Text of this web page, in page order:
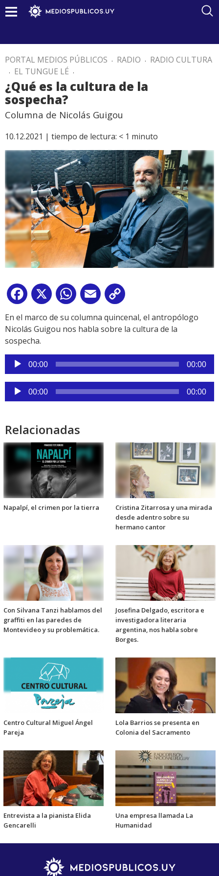
PORTAL MEDIOS PÚBLICOS . RADIO . RADIO CULTURA
. EL TUNGUE LÉ .
¿Qué es la cultura de la
sospecha?
Columna de Nicolás Guigou
10.12.2021 | tiempo de lectura: < 1 minuto
Facebook
X WhatsApp
Email
Link
En el marco de su columna quincenal, el antropólogo
Nicolás Guigou nos habla sobre la cultura de la
sospecha.
Reproductor
de
audio
00:00 00:00
Reproductor
de
00:00 00:00
Relacionadas
Napalpí, el crimen por la tierra
Cristina Zitarrosa y una mirada
desde adentro sobre su
hermano cantor
Con Silvana Tanzi hablamos del
graffiti en las paredes de
Montevideo y su problemática.
Josefina Delgado, escritora e
investigadora literaria
argentina, nos habla sobre
Borges.
Centro Cultural Miguel Ángel
Pareja
Lola Barrios se presenta en
Colonia del Sacramento
Entrevista a la pianista Elida
Gencarelli
Una empresa llamada La
Humanidad